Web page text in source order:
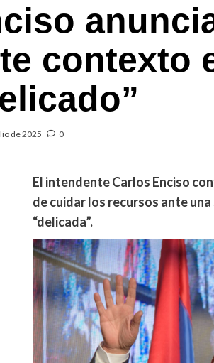
contexto
de 2025 0
El intendente Carlos Enciso
de cuidar los recursos ante
“delicada”.